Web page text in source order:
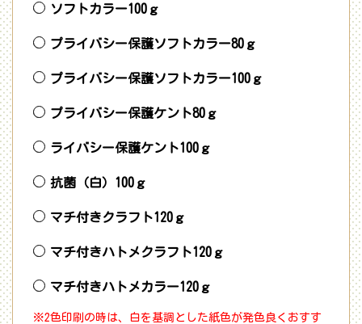
ソフトカラー100ｇ
プライバシー保護ソフトカラー80ｇ
プライバシー保護ソフトカラー100ｇ
プライバシー保護ケント80ｇ
ライバシー保護ケント100ｇ
抗菌（白）100ｇ
マチ付きクラフト120ｇ
マチ付きハトメクラフト120ｇ
マチ付きハトメカラー120ｇ
※2色印刷の時は、白を基調とした紙色が発色良くおすす